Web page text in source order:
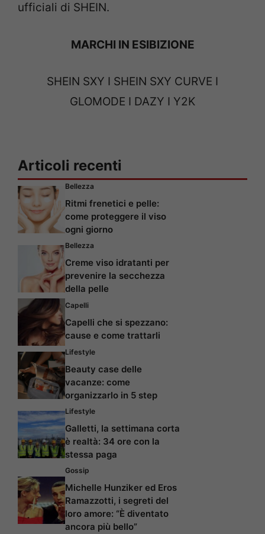
ufficiali di SHEIN.
MARCHI IN ESIBIZIONE
SHEIN SXY I SHEIN SXY CURVE I
GLOMODE I DAZY I Y2K
Articoli recenti
Bellezza
Ritmi frenetici e pelle:
come proteggere il viso
ogni giorno
Bellezza
Creme viso idratanti per
prevenire la secchezza
della pelle
Capelli
Capelli che si spezzano:
cause e come trattarli
Lifestyle
Beauty case delle
vacanze: come
organizzarlo in 5 step
Lifestyle
Galletti, la settimana corta
è realtà: 34 ore con la
stessa paga
Gossip
Michelle Hunziker ed Eros
Ramazzotti, i segreti del
loro amore: “È diventato
ancora più bello”